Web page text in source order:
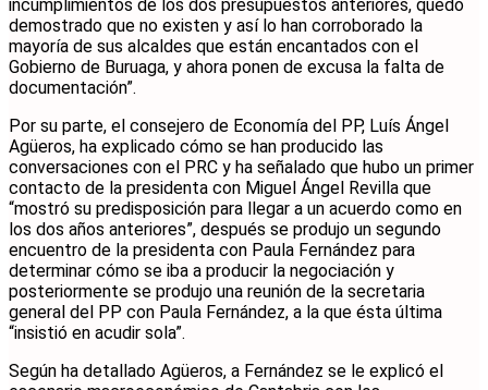
incumplimientos de los dos presupuestos anteriores, quedó
demostrado que no existen y así lo han corroborado la
mayoría de sus alcaldes que están encantados con el
Gobierno de Buruaga, y ahora ponen de excusa la falta de
documentación”.
Por su parte, el consejero de Economía del PP, Luís Ángel
Agüeros, ha explicado cómo se han producido las
conversaciones con el PRC y ha señalado que hubo un primer
contacto de la presidenta con Miguel Ángel Revilla que
“mostró su predisposición para llegar a un acuerdo como en
los dos años anteriores”, después se produjo un segundo
encuentro de la presidenta con Paula Fernández para
determinar cómo se iba a producir la negociación y
posteriormente se produjo una reunión de la secretaria
general del PP con Paula Fernández, a la que ésta última
“insistió en acudir sola”.
Según ha detallado Agüeros, a Fernández se le explicó el